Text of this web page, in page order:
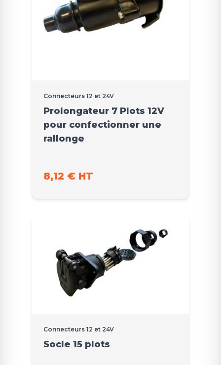
Connecteurs 12 et 24V
Prolongateur 7 Plots 12V
pour confectionner une
rallonge
8,12 € HT
Connecteurs 12 et 24V
Socle 15 plots